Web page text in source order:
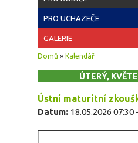
PRO UCHAZEČE
GALERIE
Jste zde
Domů » Kalendář
ÚTERÝ,
Ústní maturitní
Datum: 18.05.2026 07:30 -